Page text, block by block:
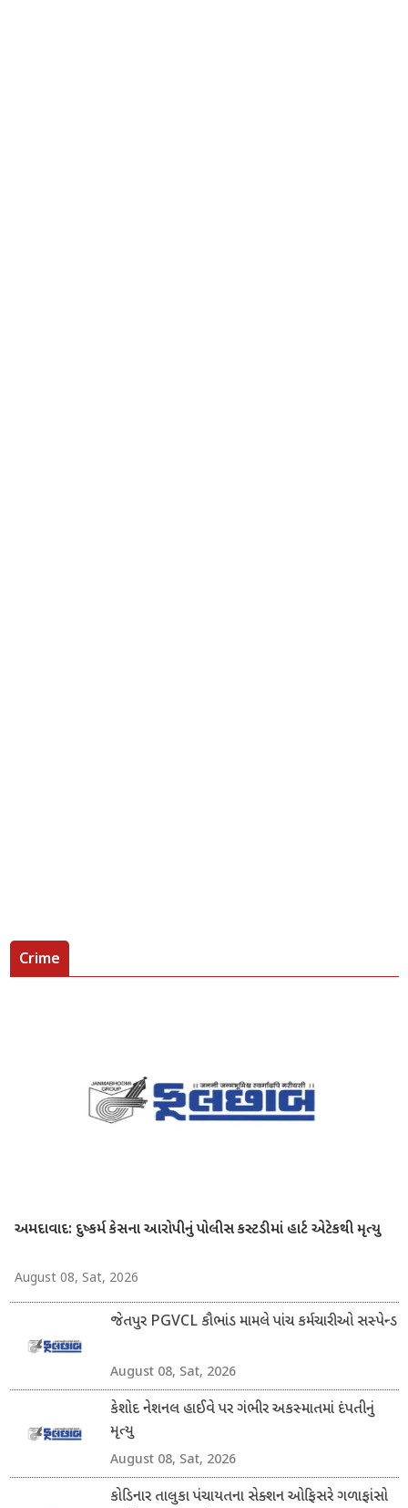
Crime
અમદાવાદ: દુષ્કર્મ કેસના આરોપીનું પોલીસ કસ્ટડીમાં હાર્ટ એટેકથી મૃત્યુ
August 08, Sat, 2026
જેતપુર PGVCL કૌભાંડ મામલે પાંચ કર્મચારીઓ સસ્પેન્ડ
August 08, Sat, 2026
કેશોદ નેશનલ હાઈવે પર ગંભીર અકસ્માતમાં દંપતીનું
મૃત્યુ
August 08, Sat, 2026
કોડિનાર તાલુકા પંચાયતના સેક્શન ઓફિસરે ગળાફાંસો